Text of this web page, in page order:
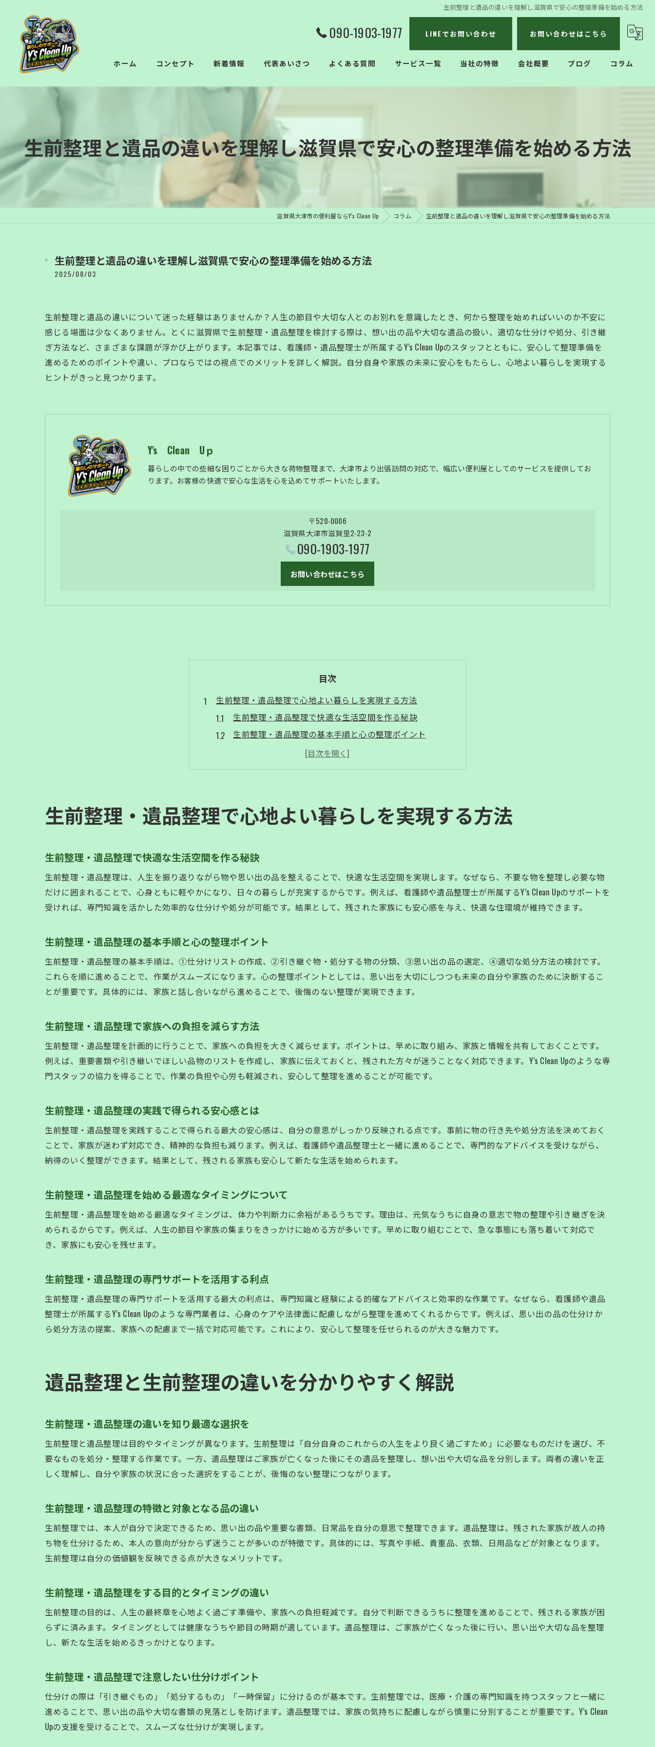
生前整理と遺品の違いを理解し滋賀県で安心の整理準備を始める方法
090-1903-1977 LINEでお問い合わせ お問い合わせはこちら
ホーム コンセプト 新着情報 代表あいさつ よくある質問 サービス一覧 当社の特徴
生前整理
会社概要 ブログ コラム
生前整理と遺品の違いを理解し滋賀県で安心の整理準備を始める方法
滋賀県大津市の便利屋ならY’s Clean Up コラム 生前整理と遺品の違いを理解し滋賀県で安心の整理準備を始める方法
生前整理と遺品の違いを理解し滋賀県で安心の整理準備を始める方法
2025/08/03
生前整理と遺品の違いについて迷った経験はありませんか？人生の節目や大切な人とのお別れを意識したとき、何から整理を始めればいいのか不安に
感じる場面は少なくありません。とくに滋賀県で生前整理・遺品整理を検討する際は、想い出の品や大切な遺品の扱い、適切な仕分けや処分、引き継
ぎ方法など、さまざまな課題が浮かび上がります。本記事では、看護師・遺品整理士が所属するY’s Clean Upのスタッフとともに、安心して整理準備を
進めるためのポイントや違い、プロならではの視点でのメリットを詳しく解説。自分自身や家族の未来に安心をもたらし、心地よい暮らしを実現する
ヒントがきっと見つかります。
Y's Clean Uｐ
暮らしの中での些細な困りごとから大きな荷物整理まで、大津市より出張訪問の対応で、幅広い便利屋としてのサービスを提供してお
ります。お客様の快適で安心な生活を心を込めてサポートいたします。
〒520-0006
滋賀県大津市滋賀里2-23-2
090-1903-1977
お問い合わせはこちら
目次
生前整理・遺品整理で心地よい暮らしを実現する方法
生前整理・遺品整理で快適な生活空間を作る秘訣
生前整理・遺品整理の基本手順と心の整理ポイント
生前整理・遺品整理で家族への負担を減らす方法
生前整理・遺品整理の実践で得られる安心感とは
遺品整理と生前整理の違いを分かりやすく解説
生前整理・遺品整理の特徴と対象となる品の違い
生前整理・遺品整理をする目的とタイミングの違い
生前整理・遺品整理で注意したい仕分けポイント
生前整理・遺品整理の役割と家族への影響を比較
滋賀県で安心して始める生前整理のポイント
生前整理・遺品整理を滋賀県で始める際の注意点
生前整理・遺品整理の滋賀県対応サービスの選び方
生前整理・遺品整理の相談がしやすい専門スタッフ活用法
生前整理・遺品整理で安心できる事前準備のコツ
生前整理・遺品整理を滋賀県で成功させるポイント
買取できる遺品の扱い方と整理のコツ
生前整理・遺品整理で買取可能品を見極める方法
生前整理・遺品整理で高価買取を目指すポイント解説
生前整理・遺品整理で査定時に気をつけたい点とは
生前整理・遺品整理の買取品を賢く分別するコツ
生前整理・遺品整理後の不要品処分と買取の違い
生前整理・遺品整理で思い出の品を守る方法
生前整理・遺品整理で大切な品を選別する基準
生前整理・遺品整理で家族に伝える品の選び方
生前整理・遺品整理で後悔しない整理のコツ
生前整理・遺品整理の不安を解消するために
生前整理・遺品整理の悩みを相談するメリット
生前整理・遺品整理の疑問や不安を解消する方法
生前整理・遺品整理の費用や追加料金の注意事項
生前整理・遺品整理で家族の負担を減らす配慮
生前整理・遺品整理を活用した感謝の気持ちの伝達
生前整理・遺品整理を通じた家族の絆の深め方
将来に備える生前整理・遺品整理のメリット
生前整理・遺品整理で将来の安心を手に入れる理由
生前整理・遺品整理の早めの準備が生むメリット
生前整理・遺品整理による費用や手間の節約効果
生前整理・遺品整理で心地よい暮らしを実現する方法
生前整理・遺品整理で快適な生活空間を作る秘訣
生前整理・遺品整理は、人生を振り返りながら物や思い出の品を整えることで、快適な生活空間を実現します。なぜなら、不要な物を整理し必要な物
だけに囲まれることで、心身ともに軽やかになり、日々の暮らしが充実するからです。例えば、看護師や遺品整理士が所属するY’s Clean Upのサポートを
受ければ、専門知識を活かした効率的な仕分けや処分が可能です。結果として、残された家族にも安心感を与え、快適な住環境が維持できます。
生前整理・遺品整理の基本手順と心の整理ポイント
生前整理・遺品整理の基本手順は、①仕分けリストの作成、②引き継ぐ物・処分する物の分類、③思い出の品の選定、④適切な処分方法の検討です。
これらを順に進めることで、作業がスムーズになります。心の整理ポイントとしては、思い出を大切にしつつも未来の自分や家族のために決断するこ
とが重要です。具体的には、家族と話し合いながら進めることで、後悔のない整理が実現できます。
生前整理・遺品整理で家族への負担を減らす方法
生前整理・遺品整理を計画的に行うことで、家族への負担を大きく減らせます。ポイントは、早めに取り組み、家族と情報を共有しておくことです。
例えば、重要書類や引き継いでほしい品物のリストを作成し、家族に伝えておくと、残された方々が迷うことなく対応できます。Y’s Clean Upのような専
門スタッフの協力を得ることで、作業の負担や心労も軽減され、安心して整理を進めることが可能です。
生前整理・遺品整理の実践で得られる安心感とは
生前整理・遺品整理を実践することで得られる最大の安心感は、自分の意思がしっかり反映される点です。事前に物の行き先や処分方法を決めておく
ことで、家族が迷わず対応でき、精神的な負担も減ります。例えば、看護師や遺品整理士と一緒に進めることで、専門的なアドバイスを受けながら、
納得のいく整理ができます。結果として、残される家族も安心して新たな生活を始められます。
生前整理・遺品整理を始める最適なタイミングについて
生前整理・遺品整理を始める最適なタイミングは、体力や判断力に余裕があるうちです。理由は、元気なうちに自身の意志で物の整理や引き継ぎを決
められるからです。例えば、人生の節目や家族の集まりをきっかけに始める方が多いです。早めに取り組むことで、急な事態にも落ち着いて対応で
き、家族にも安心を残せます。
生前整理・遺品整理の専門サポートを活用する利点
生前整理・遺品整理の専門サポートを活用する最大の利点は、専門知識と経験による的確なアドバイスと効率的な作業です。なぜなら、看護師や遺品
整理士が所属するY’s Clean Upのような専門業者は、心身のケアや法律面に配慮しながら整理を進めてくれるからです。例えば、思い出の品の仕分けか
ら処分方法の提案、家族への配慮まで一括で対応可能です。これにより、安心して整理を任せられるのが大きな魅力です。
遺品整理と生前整理の違いを分かりやすく解説
生前整理・遺品整理の違いを知り最適な選択を
生前整理と遺品整理は目的やタイミングが異なります。生前整理は「自分自身のこれからの人生をより良く過ごすため」に必要なものだけを選び、不
要なものを処分・整理する作業です。一方、遺品整理はご家族が亡くなった後にその遺品を整理し、想い出や大切な品を分別します。両者の違いを正
しく理解し、自分や家族の状況に合った選択をすることが、後悔のない整理につながります。
生前整理・遺品整理の特徴と対象となる品の違い
生前整理では、本人が自分で決定できるため、思い出の品や重要な書類、日常品を自分の意思で整理できます。遺品整理は、残された家族が故人の持
ち物を仕分けるため、本人の意向が分からず迷うことが多いのが特徴です。具体的には、写真や手紙、貴重品、衣類、日用品などが対象となります。
生前整理は自分の価値観を反映できる点が大きなメリットです。
生前整理・遺品整理をする目的とタイミングの違い
生前整理の目的は、人生の最終章を心地よく過ごす準備や、家族への負担軽減です。自分で判断できるうちに整理を進めることで、残される家族が困
らずに済みます。タイミングとしては健康なうちや節目の時期が適しています。遺品整理は、ご家族が亡くなった後に行い、思い出や大切な品を整理
し、新たな生活を始めるきっかけとなります。
生前整理・遺品整理で注意したい仕分けポイント
仕分けの際は「引き継ぐもの」「処分するもの」「一時保留」に分けるのが基本です。生前整理では、医療・介護の専門知識を持つスタッフと一緒に
進めることで、思い出の品や大切な書類の見落としを防げます。遺品整理では、家族の気持ちに配慮しながら慎重に分別することが重要です。Y’s Clean
Upの支援を受けることで、スムーズな仕分けが実現します。
お問い合わせはこちら
お問い合わせはこちら